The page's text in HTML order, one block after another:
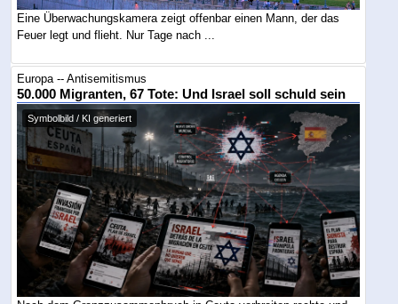
Eine Überwachungskamera zeigt offenbar einen Mann, der das
Feuer legt und flieht. Nur Tage nach ...
Europa -- Antisemitismus
50.000 Migranten, 67 Tote: Und Israel soll schuld sein
Symbolbild / KI generiert